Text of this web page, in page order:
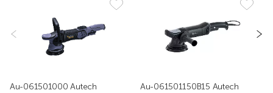
Au-061501000 Autech
Au-061501150B15 Autech